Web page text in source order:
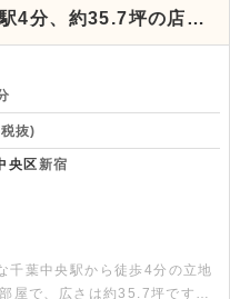
4分、約35.7坪の店舗
抜)
央区新宿
千葉中央駅から徒歩4分の立地
屋で、広さは約35.7坪です。